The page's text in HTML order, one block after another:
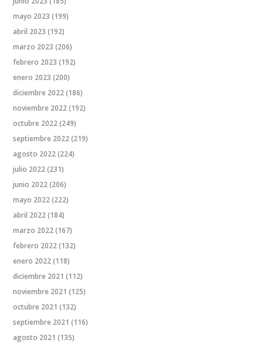
mayo 2023 (199)
abril 2023 (192)
marzo 2023 (206)
febrero 2023 (192)
enero 2023 (200)
diciembre 2022(186)
noviembre 2022(192)
octubre 2022(249)
septiembre 2022(219)
agosto 2022(224)
julio 2022(231)
junio 2022(206)
mayo 2022(222)
abril 2022(184)
marzo 2022(167)
febrero 2022(132)
enero 2022(118)
diciembre 2021 (112)
noviembre 2021 (125)
octubre 2021 (132)
septiembre 2021 (116)
agosto 2021 (135)